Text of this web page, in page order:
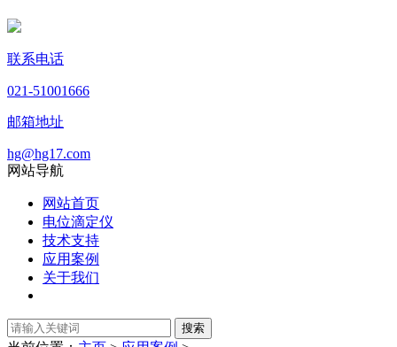
联系电话
021-51001666
邮箱地址
hg@hg17.com
网站导航
网站首页
电位滴定仪
技术支持
应用案例
关于我们